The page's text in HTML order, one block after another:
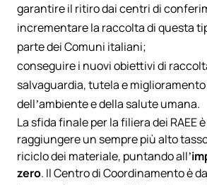
garantire il ritiro dai centri di
incrementare la raccolta di questa
parte dei Comuni italiani;
conseguire i nuovi obiettivi di
salvaguardia, tutela e
dell’ambiente e della salute umana.
La sfida finale per la filiera dei RAEE
raggiungere un sempre più alto
riciclo dei materiale, puntando all’
zero. Il Centro di Coordinamento è